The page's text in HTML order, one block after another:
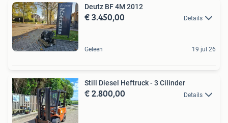
Deutz BF 4M 2012
€ 3.450,00 Details
Geleen 19 jul 26
Still Diesel Heftruck - 3 Cilinder
€ 2.800,00 Details